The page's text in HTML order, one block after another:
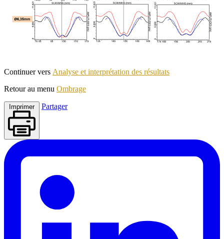
Continuer vers Analyse et interprétation des résultats
Retour au menu Ombrage
Imprimer Partager